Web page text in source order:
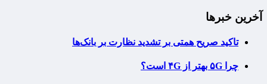
آخرین خبرها
تاکید صریح همتی بر تشدید نظارت بر بانک‌ها
چرا ۵G بهتر از ۴G است؟